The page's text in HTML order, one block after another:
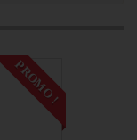
PROMO !